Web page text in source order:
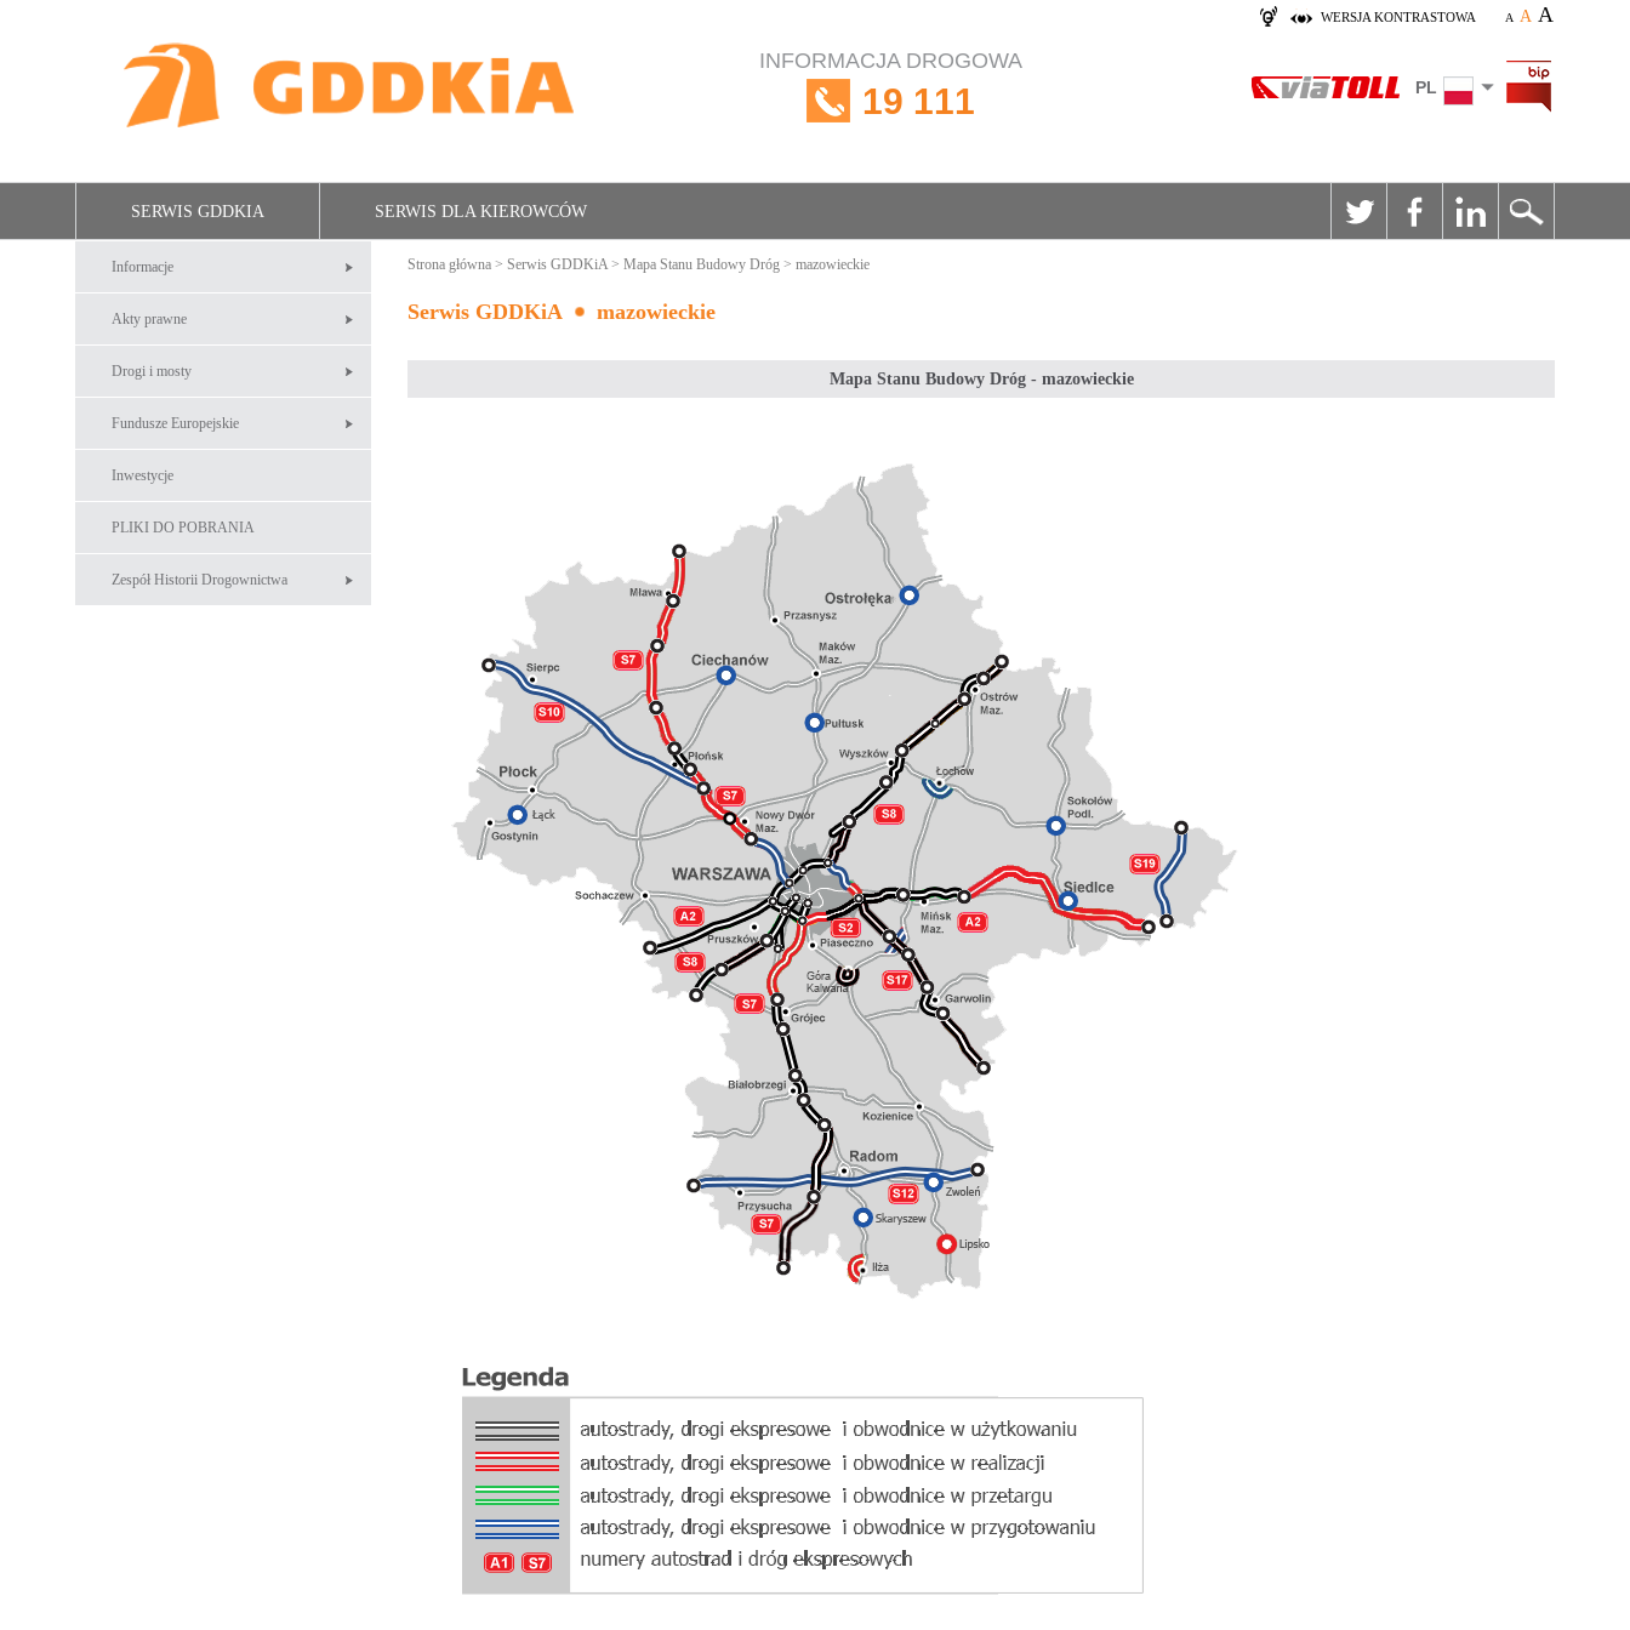
WERSJA KONTRASTOWA A A A
INFORMACJA DROGOWA
19 111 PL
SERWIS GDDKIA SERWIS DLA KIEROWCÓW
Informacje
Akty prawne
Drogi i mosty
Fundusze Europejskie
Inwestycje
PLIKI DO POBRANIA
Zespół Historii Drogownictwa
Strona główna > Serwis GDDKiA> Mapa Stanu Budowy Dróg > mazowieckie
Serwis GDDKiA mazowieckie
Mapa Stanu Budowy Dróg - mazowieckie